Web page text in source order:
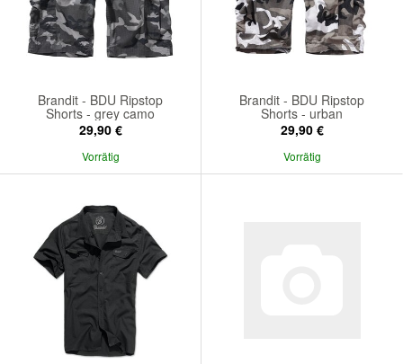
Brandit - BDU Ripstop
Shorts - grey camo
29,90 €
Vorrätig
Brandit - BDU Ripstop
Shorts - urban
29,90 €
Vorrätig